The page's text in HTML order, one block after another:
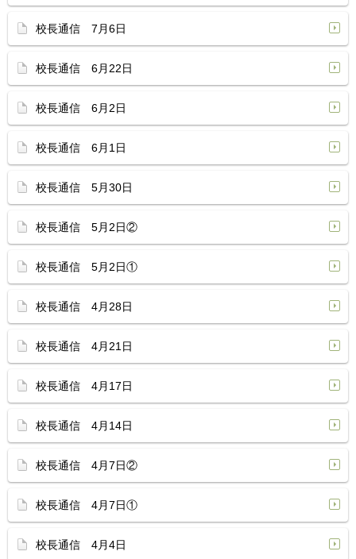
校長通信 7月6日
校長通信 6月22日
校長通信 6月2日
校長通信 6月1日
校長通信 5月30日
校長通信 5月2日②
校長通信 5月2日①
校長通信 4月28日
校長通信 4月21日
校長通信 4月17日
校長通信 4月14日
校長通信 4月7日②
校長通信 4月7日①
校長通信 4月4日